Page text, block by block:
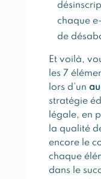
chaque
de
Et voilà,
les 7
lors d’un
stratégie
légale, en
la qualité
encore le
chaque
dans le